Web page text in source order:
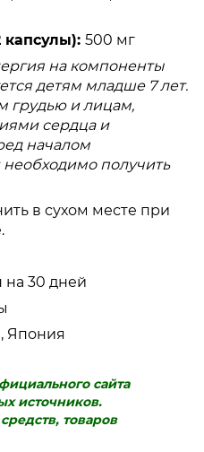
500 мг
на компоненты
детям младше 7 лет.
и лицам,
сердца и
началом
получить
в сухом месте при
на 30 дней
Япония
сайта
источников.
товаров